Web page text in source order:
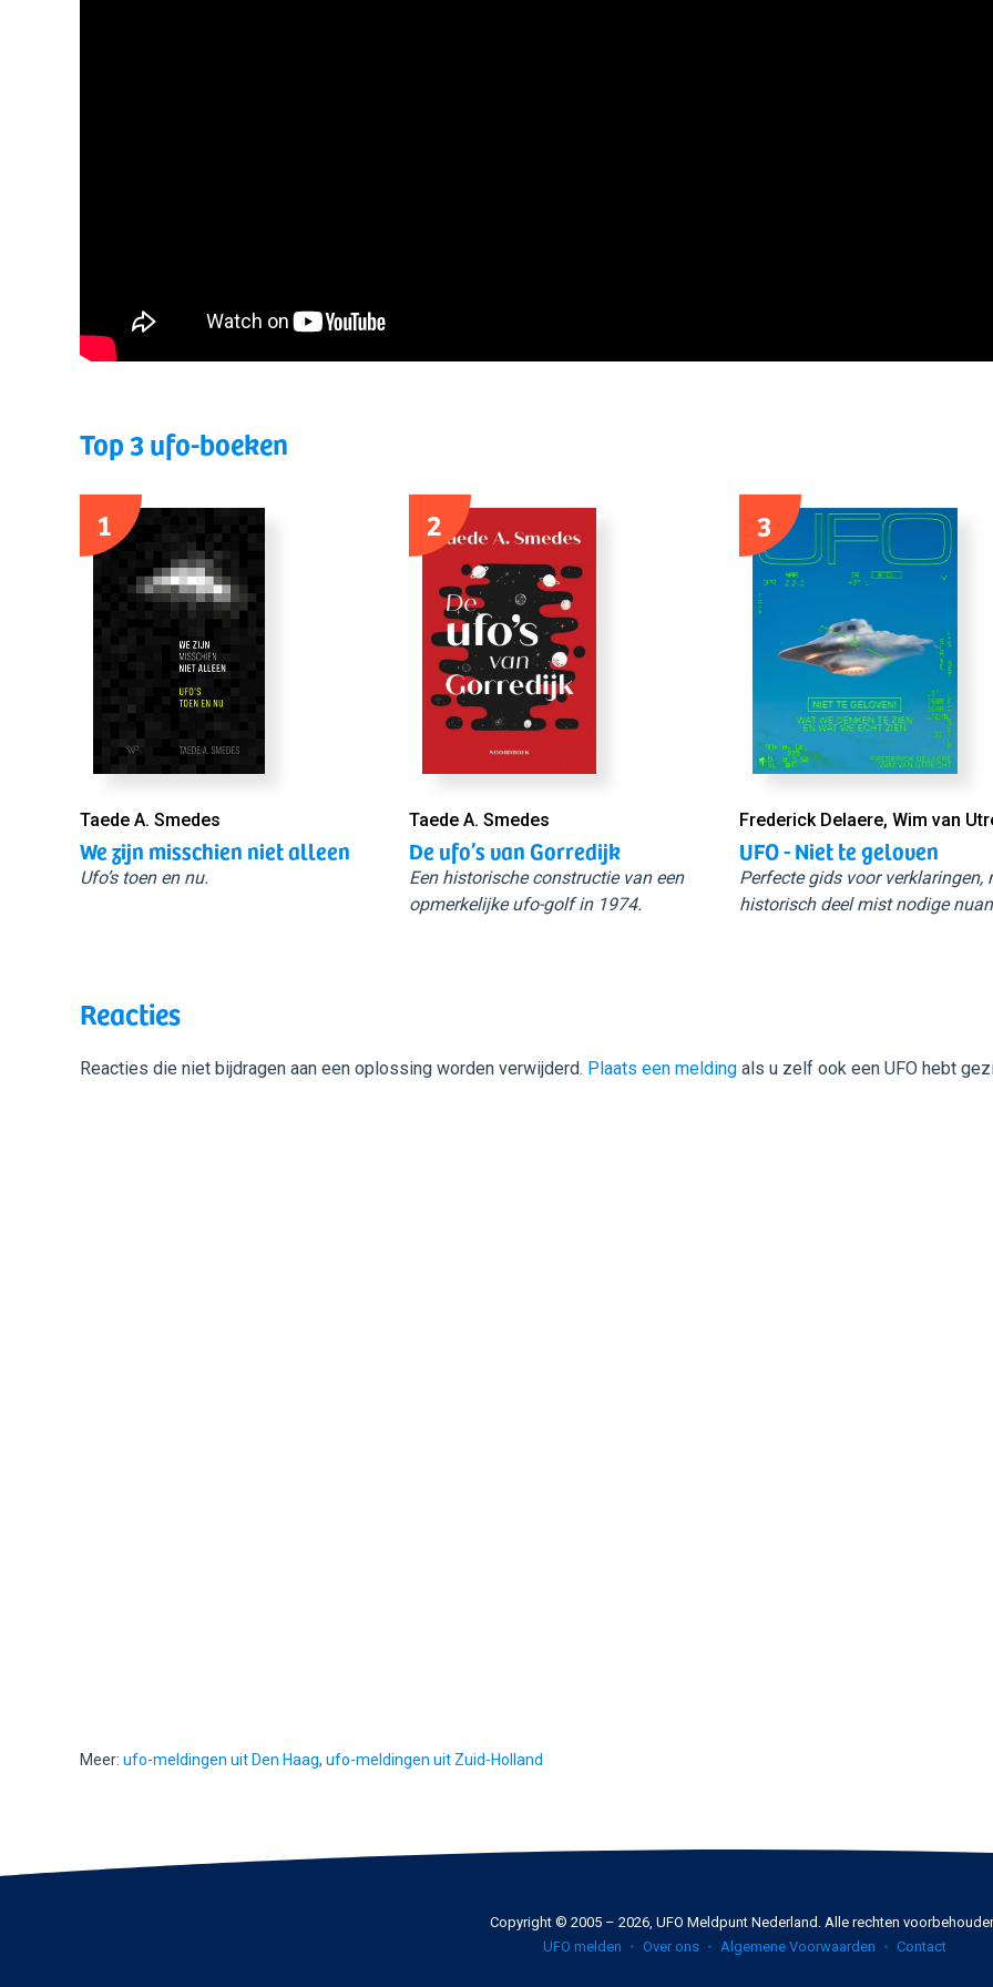
Top 3 ufo-boeken
1
Taede A. Smedes
We zijn misschien niet alleen
Ufo’s toen en nu.
2
Taede A. Smedes
De ufo’s van Gorredijk
Een historische constructie van een
opmerkelijke ufo-golf in 1974.
3
Frederick Delaere, Wim van
UFO - Niet te geloven
Perfecte gids voor verklaringen,
historisch deel mist nodige
Reacties
Reacties die niet bijdragen aan een oplossing worden verwijderd. Plaats een melding als u zelf ook een UFO hebt
Meer: ufo-meldingen uit Den Haag, ufo-meldingen uit Zuid-Holland
Copyright © 2005 – 2026, UFO Meldpunt Nederland. Alle rechten
UFO melden
Over ons Algemene Voorwaarden Contact